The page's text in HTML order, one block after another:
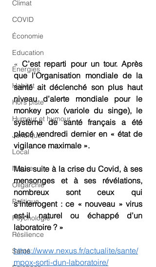
Climat
COVID
Économie
Education
Energies
Habitat
Hors piste
Humeur et humour
Juridique
Local
Nature
Oligarchie
Politique
Psychologie
Résilience
Santé
« C’est reparti pour un tour. Après
que l’Organisation mondiale de la
santé ait déclenché son plus haut
niveau d’alerte mondiale pour le
monkey pox (variole du singe), le
système de santé français a été
placé vendredi dernier en « état de
vigilance maximale ».
Mais suite à la crise du Covid, à ses
mensonges et à ses révélations,
nombreux sont ceux qui
s’interrogent : ce « nouveau » virus
est-il naturel ou échappé d’un
laboratoire ? »
https://www.nexus.fr/actualite/sante/
mpox-sorti-dun-laboratoire/